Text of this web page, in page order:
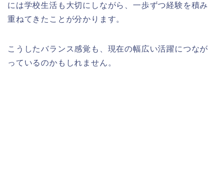
には学校生活も大切にしながら、一歩ずつ経験を積み
重ねてきたことが分かります。
こうしたバランス感覚も、現在の幅広い活躍につなが
っているのかもしれません。